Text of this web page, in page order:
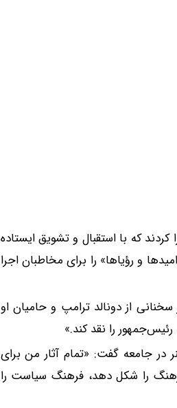
که با استقبال و تشویق ایستاده
و رؤیاها» را برای مخاطبان اجرا
سخنانی از دونالد ترامپ و حامیان او
رئیس‌جمهور را نقد کند.»
در جامعه گفت: «تمام آثار من برای
را شکل دهد، فرهنگ سیاست را